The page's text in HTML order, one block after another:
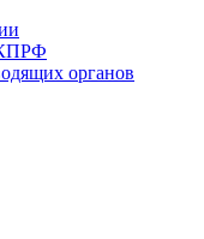
органов